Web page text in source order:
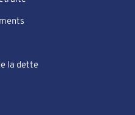
la dette